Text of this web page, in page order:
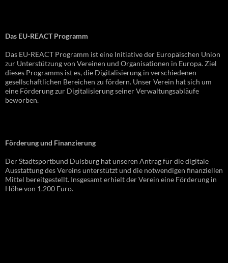
Das EU-REACT Programm
Das EU-REACT Programm ist eine Initiative der Europäischen Union
zur Unterstützung von Vereinen und Organisationen in Europa. Ziel
dieses Programms ist es, die Digitalisierung in verschiedenen
gesellschaftlichen Bereichen zu fördern. Unser Verein hat sich um
eine Förderung zur Digitalisierung seiner Verwaltungsabläufe
beworben.
Förderung und Finanzierung
Der Stadtsportbund Duisburg hat unseren Antrag für die digitale
Ausstattung des Vereins unterstützt und die notwendigen finanziellen
Mittel bereitgestellt. Insgesamt erhielt der Verein eine Förderung in
Höhe von 1.200 Euro.